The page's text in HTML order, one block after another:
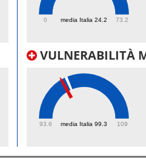
media Italia 24.2
0 73.2
VULNERABILITÀ
media Italia 99.3
93.6 109